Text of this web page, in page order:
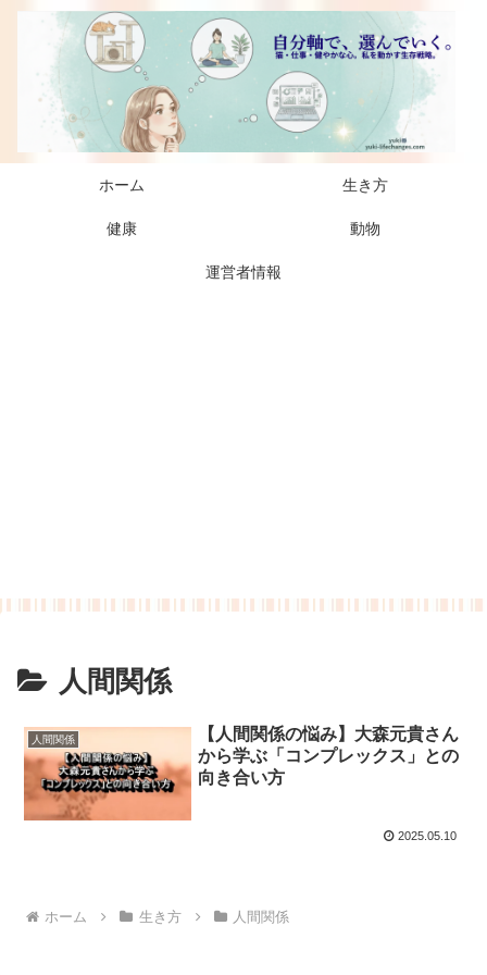
ホーム 生き方
健康 動物
運営者情報
人間関係
人間関係
【人間関係の悩み】大森元貴さん
から学ぶ「コンプレックス」との
向き合い方
2025.05.10
ホーム 生き方 人間関係